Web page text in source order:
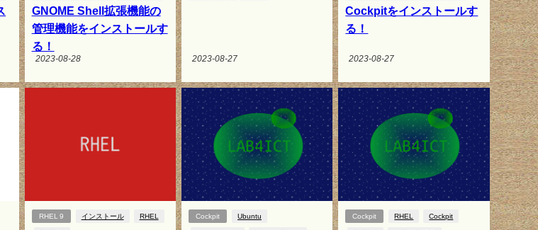
GNOME Shell拡張機能の
管理機能をインストールす
る！
2023-08-28 2023-08-27
Cockpitをインストールす
る！
2023-08-27
RHEL 9 インストール RHEL Cockpit Ubuntu Cockpit RHEL Cockpit